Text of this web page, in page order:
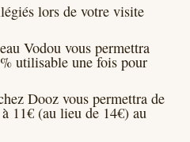
lors de votre visite
Vodou vous permettra
utilisable une fois pour
Dooz vous permettra de
11€ (au lieu de 14€) au